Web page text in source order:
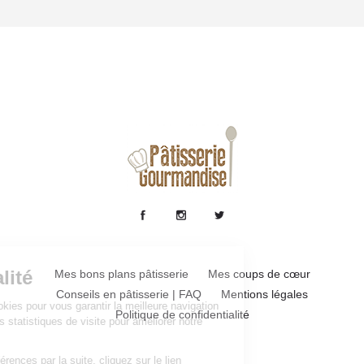
Mes bons plans pâtisserie
Mes coups de cœur
Conseils en pâtisserie | FAQ
Mentions légales
Politique de confidentialité